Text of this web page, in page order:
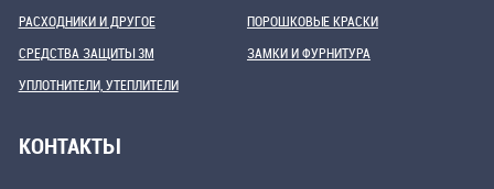
РАСХОДНИКИ И ДРУГОЕ
СРЕДСТВА ЗАЩИТЫ 3М
УПЛОТНИТЕЛИ, УТЕПЛИТЕЛИ
ПОРОШКОВЫЕ КРАСКИ
ЗАМКИ И ФУРНИТУРА
КОНТАКТЫ